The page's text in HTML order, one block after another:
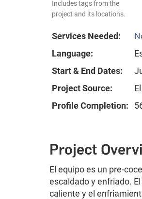
Includes tags from the
project and its locations.
Services Needed:
Language:
Start & End Dates:
Project Source:
Profile Completion:
Project
El equipo es un pre-
escaldado y enfriado.
caliente y el